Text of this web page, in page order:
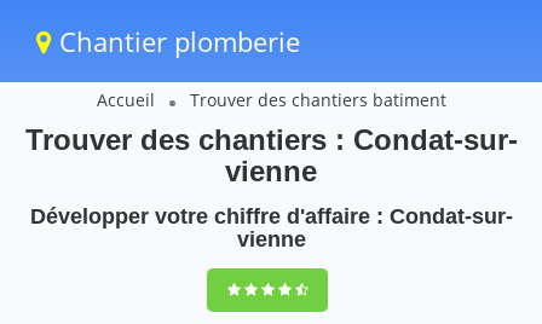
Chantier plomberie
Accueil Trouver des chantiers batiment
Trouver des chantiers : Condat-sur-
vienne
Développer votre chiffre d'affaire : Condat-sur-
vienne